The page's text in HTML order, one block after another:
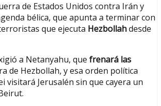
de Estados Unidos contra Irán y
bélica, que apunta a terminar con
que ejecuta Hezbollahdesde
a Netanyahu, que frenará las
de Hezbollah, y esa orden política
visitará Jerusalén sin que cayera un